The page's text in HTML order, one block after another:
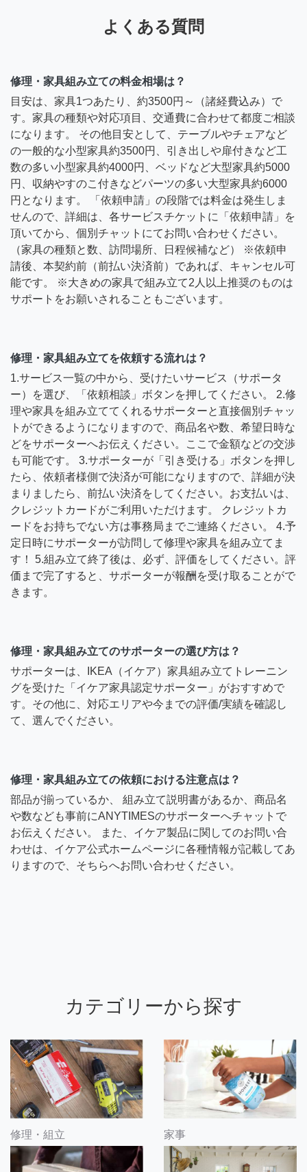
よくある質問
修理・家具組み立ての料金相場は？
目安は、家具1つあたり、約3500円～（諸経費込み）で
す。家具の種類や対応項目、交通費に合わせて都度ご相談
になります。 その他目安として、テーブルやチェアなど
の一般的な小型家具約3500円、引き出しや扉付きなど工
数の多い小型家具約4000円、ベッドなど大型家具約5000
円、収納やすのこ付きなどパーツの多い大型家具約6000
円となります。 「依頼申請」の段階では料金は発生しま
せんので、詳細は、各サービスチケットに「依頼申請」を
頂いてから、個別チャットにてお問い合わせください。
（家具の種類と数、訪問場所、日程候補など） ※依頼申
請後、本契約前（前払い決済前）であれば、キャンセル可
能です。 ※大きめの家具で組み立て2人以上推奨のものは
サポートをお願いされることもございます。
修理・家具組み立てを依頼する流れは？
1.サービス一覧の中から、受けたいサービス（サポータ
ー）を選び、「依頼相談」ボタンを押してください。 2.修
理や家具を組み立ててくれるサポーターと直接個別チャッ
トができるようになりますので、商品名や数、希望日時な
どをサポーターへお伝えください。ここで金額などの交渉
も可能です。 3.サポーターが「引き受ける」ボタンを押し
たら、依頼者様側で決済が可能になりますので、詳細が決
まりましたら、前払い決済をしてください。お支払いは、
クレジットカードがご利用いただけます。 クレジットカ
ードをお持ちでない方は事務局までご連絡ください。 4.予
定日時にサポーターが訪問して修理や家具を組み立てま
す！ 5.組み立て終了後は、必ず、評価をしてください。評
価まで完了すると、サポーターが報酬を受け取ることがで
きます。
修理・家具組み立てのサポーターの選び方は？
サポーターは、IKEA（イケア）家具組み立てトレーニン
グを受けた「イケア家具認定サポーター」がおすすめで
す。その他に、対応エリアや今までの評価/実績を確認し
て、選んでください。
修理・家具組み立ての依頼における注意点は？
部品が揃っているか、 組み立て説明書があるか、商品名
や数なども事前にANYTIMESのサポーターへチャットで
お伝えください。 また、イケア製品に関してのお問い合
わせは、イケア公式ホームページに各種情報が記載してあ
りますので、そちらへお問い合わせください。
カテゴリーから探す
修理・組立 家事